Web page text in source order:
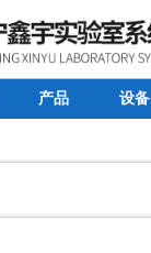
产品 设备